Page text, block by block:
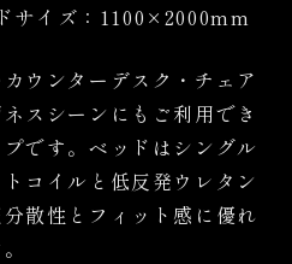
サイズ：1100×2000mm
ウンターデスク・チェア
スシーンにもご利用でき
です。ベッドはシングル
コイルと低反発ウレタン
散性とフィット感に優れ